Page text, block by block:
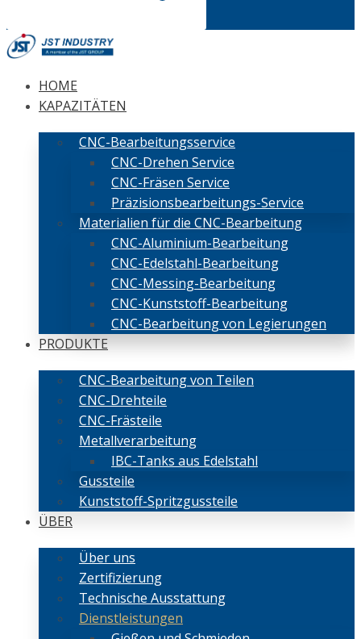
HOME
KAPAZITÄTEN
CNC-Bearbeitungsservice
CNC-Drehen Service
CNC-Fräsen Service
Präzisionsbearbeitungs-Service
Materialien für die CNC-Bearbeitung
CNC-Aluminium-Bearbeitung
CNC-Edelstahl-Bearbeitung
CNC-Messing-Bearbeitung
CNC-Kunststoff-Bearbeitung
CNC-Bearbeitung von Legierungen
PRODUKTE
CNC-Bearbeitung von Teilen
CNC-Drehteile
CNC-Frästeile
Metallverarbeitung
IBC-Tanks aus Edelstahl
Gussteile
Kunststoff-Spritzgussteile
ÜBER
Über uns
Zertifizierung
Technische Ausstattung
Dienstleistungen